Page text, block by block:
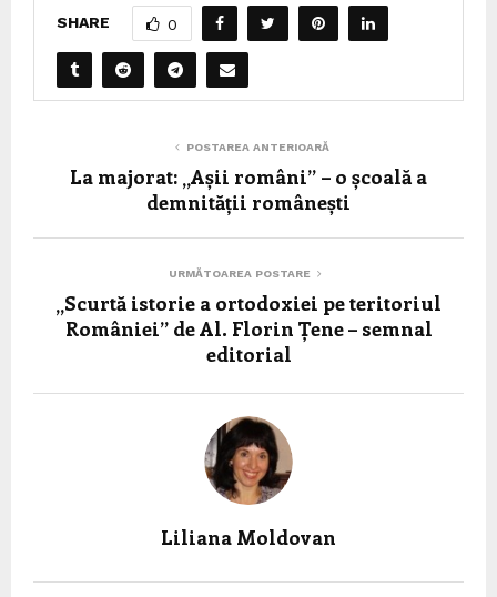
SHARE 0
POSTAREA ANTERIOARĂ
La majorat: „Așii români” – o școală a
demnității românești
URMĂTOAREA POSTARE
„Scurtă istorie a ortodoxiei pe teritoriul
României” de Al. Florin Țene – semnal
editorial
Liliana Moldovan